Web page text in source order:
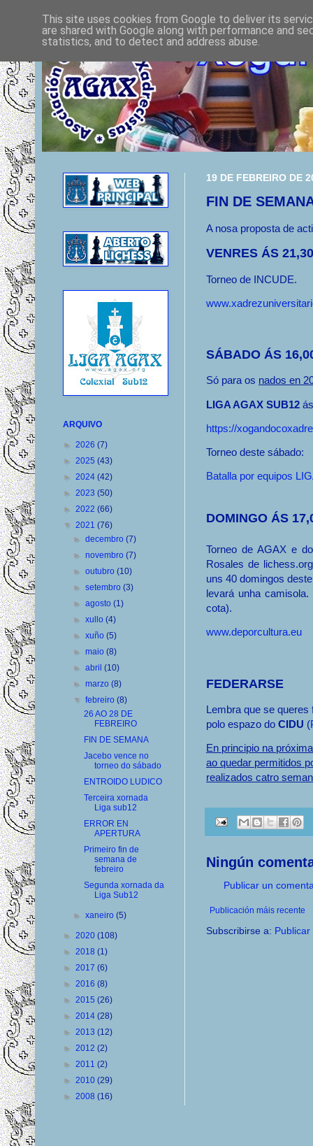
19 DE FEBREIRO DE
FIN DE
A nosa proposta de
VENRES ÁS 21,30
Torneo de INCUDE.
SÁBADO ÁS
Só para os nados en
LIGA AGAX SUB12
https://
Torneo deste sábado:
Batalla por equipos
DOMINGO ÁS
Torneo de AGAX e
Rosales de
uns 40 domingos
levará unha
cota).
www.deporcultura.eu
FEDERARSE
Lembra que se
polo espazo do CIDU (
En principio na
ao quedar permitidos
realizados catro
Ningún
Publicar un
Publicación máis recente
Subscribirse a:
ARQUIVO
► 2026 (7)
► 2025 (43)
► 2024 (42)
► 2023 (50)
► 2022 (66)
▼ 2021 (76)
►decembro(7)
►novembro(7)
►outubro(10)
►setembro(3)
►agosto(1)
►xullo(4)
►xuño(5)
►maio(8)
►abril(10)
►marzo(8)
▼febreiro(8)
26 AO 28 DE
FEBREIRO
FIN DE SEMANA
Jacebo vence no
torneo do sábado
ENTROIDO LUDICO
Terceira xornada
Liga sub12
ERROR EN
APERTURA
Primeiro fin de
semana de
febreiro
Segunda xornada da
Liga Sub12
►xaneiro(5)
► 2020 (108)
► 2018 (1)
► 2017 (6)
► 2016 (8)
► 2015 (26)
► 2014 (28)
► 2013 (12)
► 2012 (2)
► 2011 (2)
► 2010 (29)
► 2008 (16)
This site uses cookies from Google to deliver its
are shared with Google along with performance and
statistics, and to detect and address abuse.